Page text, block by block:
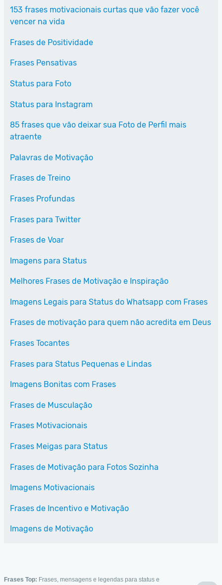
153 frases motivacionais curtas que vão fazer você
vencer na vida
Frases de Positividade
Frases Pensativas
Status para Foto
Status para Instagram
85 frases que vão deixar sua Foto de Perfil mais
atraente
Palavras de Motivação
Frases de Treino
Frases Profundas
Frases para Twitter
Frases de Voar
Imagens para Status
Melhores Frases de Motivação e Inspiração
Imagens Legais para Status do Whatsapp com Frases
Frases de motivação para quem não acredita em Deus
Frases Tocantes
Frases para Status Pequenas e Lindas
Imagens Bonitas com Frases
Frases de Musculação
Frases Motivacionais
Frases Meigas para Status
Frases de Motivação para Fotos Sozinha
Imagens Motivacionais
Frases de Incentivo e Motivação
Imagens de Motivação
Frases Top: Frases, mensagens e legendas para status e